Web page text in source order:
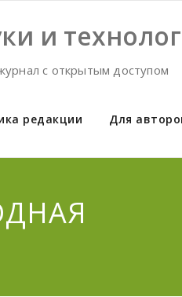
и
с открытым доступом
редакции Для